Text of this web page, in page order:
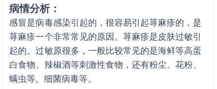
病情分析：
感冒是病毒感染引起的，很容易引起荨麻疹的，是
荨麻疹一个非常常见的原因。荨麻疹是皮肤过敏引
起的。过敏原很多，一般比较常见的是海鲜等高蛋
白食物、辣椒酒等刺激性食物，还有粉尘、花粉、
螨虫等。细菌病毒等。